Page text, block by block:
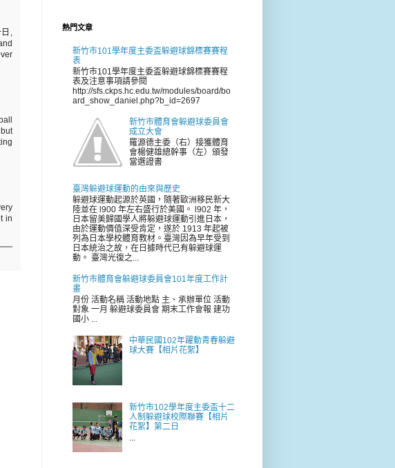
,
in
熱門文章
新竹市101學年度主委盃躲避球錦標賽賽程
表
新竹市101學年度主委盃躲避球錦標賽賽程
表及注意事項請參閱
http://sfs.ckps.hc.edu.tw/modules/board/bo
ard_show_daniel.php?b_id=2697
新竹市體育會躲避球委員會
成立大會
羅源德主委（右）接獲體育
會楊健雄總幹事（左）頒發
當選證書
臺灣躲避球運動的由來與歷史
躲避球運動起源於英國，隨著歐洲移民新大
陸並在 l900 年左右盛行於美國。 l902 年，
日本留美歸國學人將躲避球運動引進日本，
由於運動價值深受肯定，遂於 1913 年起被
列為日本學校體育教材。臺灣因為早年受到
日本統治之故，在日據時代已有躲避球運
動。 臺灣光復之...
新竹市體育會躲避球委員會101年度工作計
畫
月份 活動名稱 活動地點 主、承辦單位 活動
對象 一月 躲避球委員會 期末工作會報 建功
國小 ...
中華民國102年躍動青春躲避
球大賽【相片花絮】
新竹市102學年度主委盃十二
人制躲避球校際聯賽【相片
花絮】第二日
...